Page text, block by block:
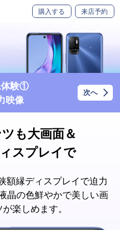
購入する 来店予約
体験①
映像
次へ
も大画面＆
スプレイで
額縁ディスプレイで迫力
晶の色鮮やかで美しい画
楽しめます。